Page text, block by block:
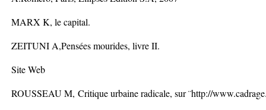
MARX K, le capital.
ZEITUNI A,Pensées mourides, livre II.
Site Web
ROUSSEAU M, Critique urbaine radicale, sur ¨http://